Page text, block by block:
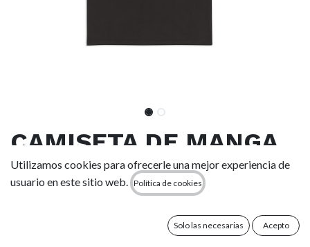
CAMISETA DE MANGA
CORTA JON WINGS DE
T&C SURF DESIGNS,
COLOR NEGRO LAVADO
Utilizamos cookies para ofrecerle una mejor experiencia de
usuario en este sitio web.
Política de cookies
Solo las necesarias Acepto